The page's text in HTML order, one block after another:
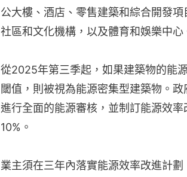
公大樓、酒店、零售建築和綜合開發
社區和文化機構，以及體育和娛樂中心
從2025年第三季起，如果建築物的能
閾值，則被視為能源密集型建築物。
進行全面的能源審核，並制訂能源效
10%。
業主須在三年內落實能源效率改進計